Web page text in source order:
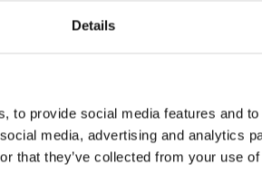
Details
to provide social media features and
media, advertising and analytics
that they’ve collected from your use
Protocol
Digitale
CODEC Platte -
Touchscreen